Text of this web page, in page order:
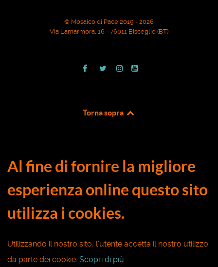
© Mosaico di Pace 2019 - 2026
Via Lamarmora, 16 - 76011 Bisceglie (BT)
Torna sopra
Al fine di fornire la migliore
esperienza online questo sito
utilizza i cookies.
Utilizzando il nostro sito, l'utente accetta il nostro utilizzo
da parte dei cookie. Scopri di più